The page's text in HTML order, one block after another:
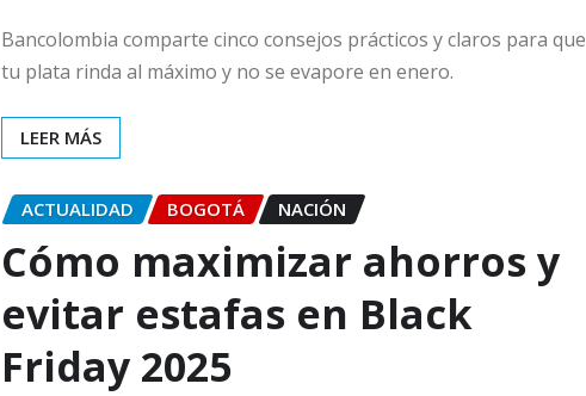
Bancolombia comparte cinco consejos prácticos y claros para que
tu plata rinda al máximo y no se evapore en enero.
LEER MÁS
ACTUALIDAD BOGOTÁ NACIÓN
Cómo maximizar ahorros y
evitar estafas en Black
Friday 2025